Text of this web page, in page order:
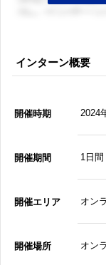
インターン概要
開催時期 2024
開催期間 1日間
開催エリア オン
開催場所 オン